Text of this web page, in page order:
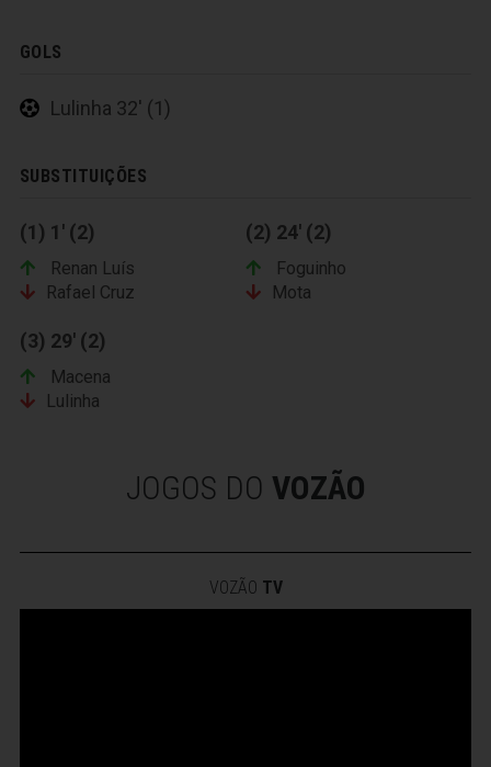
GOLS
Lulinha 32' (1)
SUBSTITUIÇÕES
(1) 1' (2)
Renan Luís
Rafael Cruz
(2) 24' (2)
Foguinho
Mota
(3) 29' (2)
Macena
Lulinha
JOGOS DO VOZÃO
VOZÃO TV